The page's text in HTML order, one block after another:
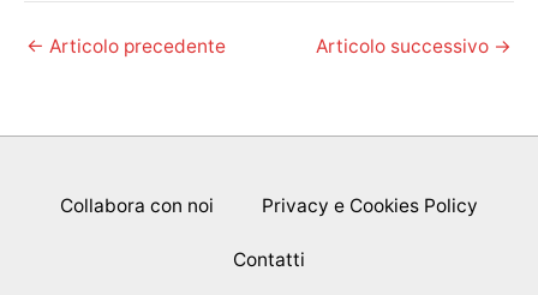
← Articolo precedente Articolo successivo →
Collabora con noi Privacy e Cookies Policy
Contatti